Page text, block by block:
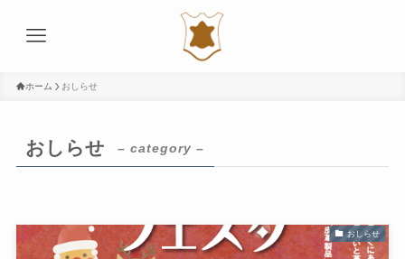
ホーム おしらせ
おしらせ – category –
おしらせ